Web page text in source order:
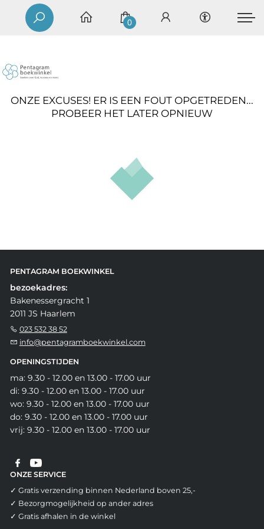
0
ONZE EXCUSES! ER IS EEN FOUT OPGETREDEN...
PROBEER HET LATER OPNIEUW
PENTAGRAM BOEKWINKEL
bezoekadres:
Bakenessergracht 1
2011 JS Haarlem
023 532 38 52
info@pentagramboekwinkel.com
OPENINGSTIJDEN
ma: 9.30 - 12.00 en 13.00 - 17.00 uur
di: 9.30 - 12.00 en 13.00 - 17.00 uur
wo: 9.30 - 12.00 en 13.00 - 17.00 uur
do: 9.30 - 12.00 en 13.00 - 17.00 uur
vrij: 9.30 - 12.00 en 13.00 - 17.00 uur
ONZE SERVICE
✓ Gratis verzending binnen Nederland boven 25,-
✓ Bezorgmogelijkheid op ander adres
✓ Gratis afhalen in de winkel